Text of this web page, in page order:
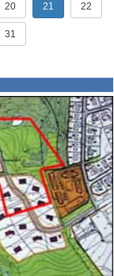
20 21 22
31